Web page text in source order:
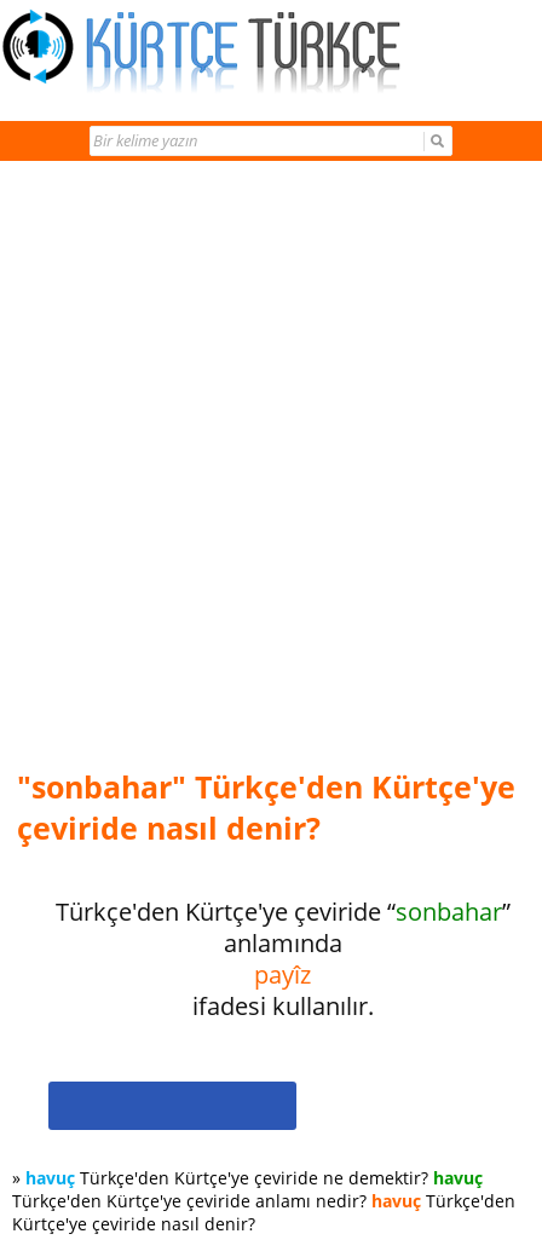
"sonbahar" Türkçe'den Kürtçe'ye
çeviride nasıl denir?
Türkçe'den Kürtçe'ye çeviride “sonbahar”
anlamında
payîz
ifadesi kullanılır.
» havuç Türkçe'den Kürtçe'ye çeviride ne demektir? havuç
Türkçe'den Kürtçe'ye çeviride anlamı nedir? havuç Türkçe'den
Kürtçe'ye çeviride nasıl denir?